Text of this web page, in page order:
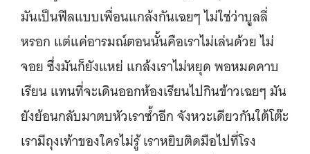
มันเป็นฟีลแบบเพื่อนแกล้งกันเฉยๆ ไม่ใช่ว่าบูลลี่
หรอก แต่แค่อารมณ์ตอนนั้นคือเราไม่เล่นด้วย ไม่
จอย ซึ่งมันก็ยังแหย่ แกล้งเราไม่หยุด พอหมดคาบ
เรียน แทนที่จะเดินออกห้องเรียนไปกินข้าวเฉยๆ มัน
ยังย้อนกลับมาตบหัวเราซ้ำอีก จังหวะเดียวกันใต้โต๊ะ
เรามีถุงเท้าของใครไม่รู้ เราหยิบติดมือไปที่โรง